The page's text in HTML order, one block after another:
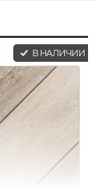
В НАЛИЧИИ